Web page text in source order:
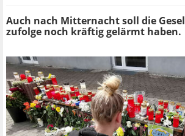
Auch nach Mitternacht soll die
zufolge noch kräftig gelärmt haben.